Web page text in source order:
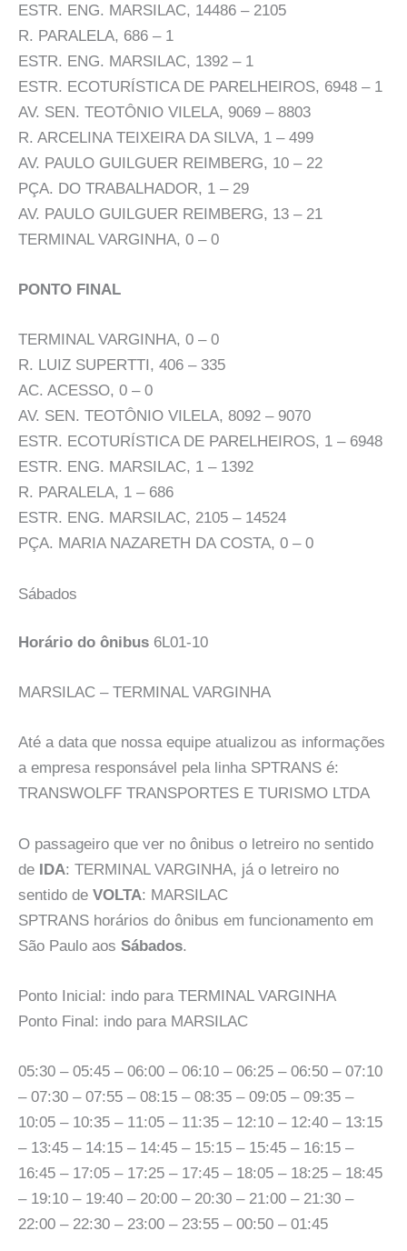
ESTR. ENG. MARSILAC, 14486 – 2105
R. PARALELA, 686 – 1
ESTR. ENG. MARSILAC, 1392 – 1
ESTR. ECOTURÍSTICA DE PARELHEIROS, 6948 – 1
AV. SEN. TEOTÔNIO VILELA, 9069 – 8803
R. ARCELINA TEIXEIRA DA SILVA, 1 – 499
AV. PAULO GUILGUER REIMBERG, 10 – 22
PÇA. DO TRABALHADOR, 1 – 29
AV. PAULO GUILGUER REIMBERG, 13 – 21
TERMINAL VARGINHA, 0 – 0
PONTO FINAL
TERMINAL VARGINHA, 0 – 0
R. LUIZ SUPERTTI, 406 – 335
AC. ACESSO, 0 – 0
AV. SEN. TEOTÔNIO VILELA, 8092 – 9070
ESTR. ECOTURÍSTICA DE PARELHEIROS, 1 – 6948
ESTR. ENG. MARSILAC, 1 – 1392
R. PARALELA, 1 – 686
ESTR. ENG. MARSILAC, 2105 – 14524
PÇA. MARIA NAZARETH DA COSTA, 0 – 0
Sábados
Horário do ônibus 6L01-10
MARSILAC – TERMINAL VARGINHA
Até a data que nossa equipe atualizou as informações
a empresa responsável pela linha SPTRANS é:
TRANSWOLFF TRANSPORTES E TURISMO LTDA
O passageiro que ver no ônibus o letreiro no sentido
de IDA: TERMINAL VARGINHA, já o letreiro no
sentido de VOLTA: MARSILAC
SPTRANS horários do ônibus em funcionamento em
São Paulo aos Sábados.
Ponto Inicial: indo para TERMINAL VARGINHA
Ponto Final: indo para MARSILAC
05:30 – 05:45 – 06:00 – 06:10 – 06:25 – 06:50 – 07:10
– 07:30 – 07:55 – 08:15 – 08:35 – 09:05 – 09:35 –
10:05 – 10:35 – 11:05 – 11:35 – 12:10 – 12:40 – 13:15
– 13:45 – 14:15 – 14:45 – 15:15 – 15:45 – 16:15 –
16:45 – 17:05 – 17:25 – 17:45 – 18:05 – 18:25 – 18:45
– 19:10 – 19:40 – 20:00 – 20:30 – 21:00 – 21:30 –
22:00 – 22:30 – 23:00 – 23:55 – 00:50 – 01:45